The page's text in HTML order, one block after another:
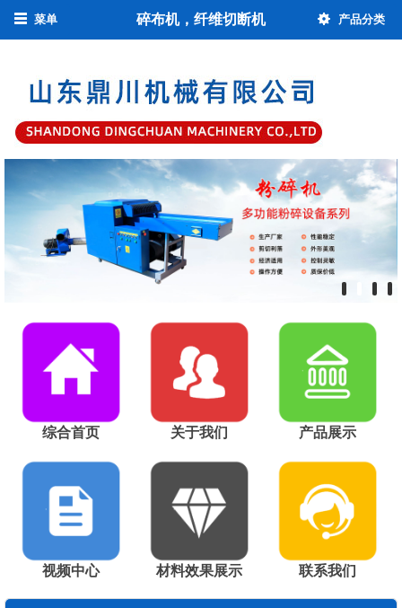
碎布机，纤维切断机
菜单 产品分类
综合首页 关于我们 产品展示
视频中心 材料效果展示 联系我们